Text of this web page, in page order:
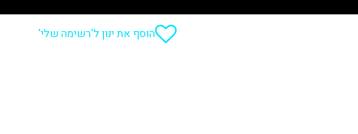
הוסף את ינון ל'רשימה שלי'